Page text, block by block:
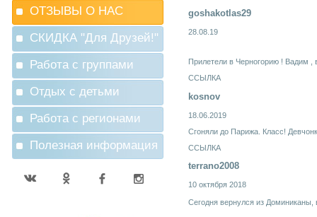
ОТЗЫВЫ О НАС
СКИДКА "Для Друзей!"
Работа с группами
Отдых с детьми
Работа с регионами
Полезная информация
goshakotlas29
28.08.19
Прилетели в Черногорию ! Вадим
ССЫЛКА
kosnov
18.06.2019
Сгоняли до Парижа. Класс!
ССЫЛКА
terrano2008
10 октября 2018
Сегодня вернулся из Доминиканы,